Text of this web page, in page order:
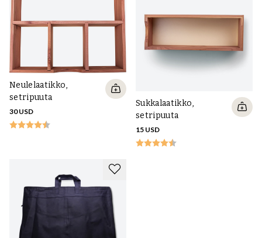
miellyttävää setripuun tuoksua, joka antaa miellyttävän tunteen
aina, kun avaat vaatekaapin oven. Myös esimerkiksi kesämökillä,
jossa on tekstiilejä, nämä luonnontuotteet voivat tehdä ihmeitä.
Neulelaatikko,
setripuuta
30 USD
Sukkalaatikko,
setripuuta
15 USD